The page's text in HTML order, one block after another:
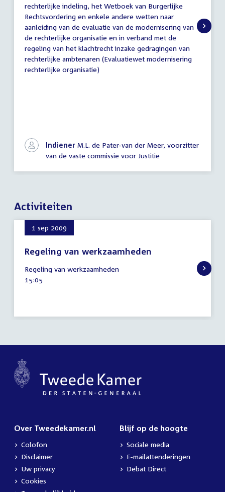
rechterlijke indeling, het Wetboek van Burgerlijke
Rechtsvordering en enkele andere wetten naar
aanleiding van de evaluatie van de modernisering van
de rechterlijke organisatie en in verband met de
regeling van het klachtrecht inzake gedragingen van
rechterlijke ambtenaren (Evaluatiewet modernisering
rechterlijke organisatie)
Indiener M.L. de Pater-van der Meer, voorzitter
van de vaste commissie voor Justitie
Activiteiten
1 sep 2009
Regeling van werkzaamheden
september
2009
Regeling van werkzaamheden
Tijd
15:05
Over Tweedekamer.nl
Colofon
Disclaimer
Uw privacy
Cookies
Blijf op de hoogte
Sociale media
E-mailattenderingen
Debat Direct